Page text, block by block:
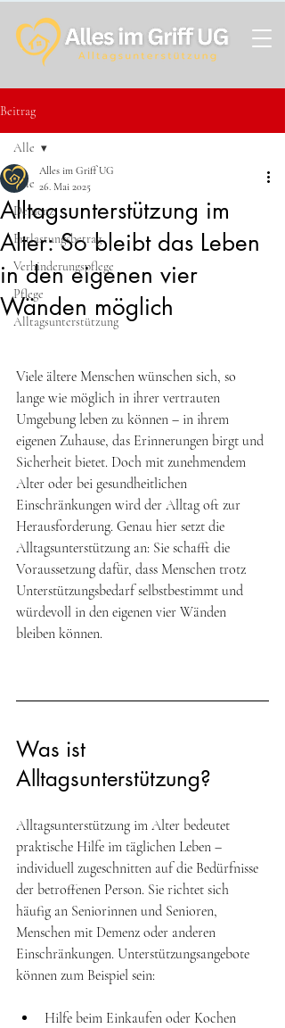
Beitrag
Alle
Demenz
Entlastungsbetrag
Verhinderungspflege
Pflege
Alltagsunterstützung
Alle
Alltagsunterstützung im
Alter: So bleibt das Leben
in den eigenen vier
Wänden möglich
Alles im Griff UG
26. Mai 2025
Viele ältere Menschen wünschen sich, so
lange wie möglich in ihrer vertrauten
Umgebung leben zu können – in ihrem
eigenen Zuhause, das Erinnerungen birgt und
Sicherheit bietet. Doch mit zunehmendem
Alter oder bei gesundheitlichen
Einschränkungen wird der Alltag oft zur
Herausforderung. Genau hier setzt die
Alltagsunterstützung an: Sie schafft die
Voraussetzung dafür, dass Menschen trotz
Unterstützungsbedarf selbstbestimmt und
würdevoll in den eigenen vier Wänden
bleiben können.
Was ist
Alltagsunterstützung?
Alltagsunterstützung im Alter bedeutet
praktische Hilfe im täglichen Leben –
individuell zugeschnitten auf die Bedürfnisse
der betroffenen Person. Sie richtet sich
häufig an Seniorinnen und Senioren,
Menschen mit Demenz oder anderen
Einschränkungen. Unterstützungsangebote
können zum Beispiel sein:
Hilfe beim Einkaufen oder Kochen